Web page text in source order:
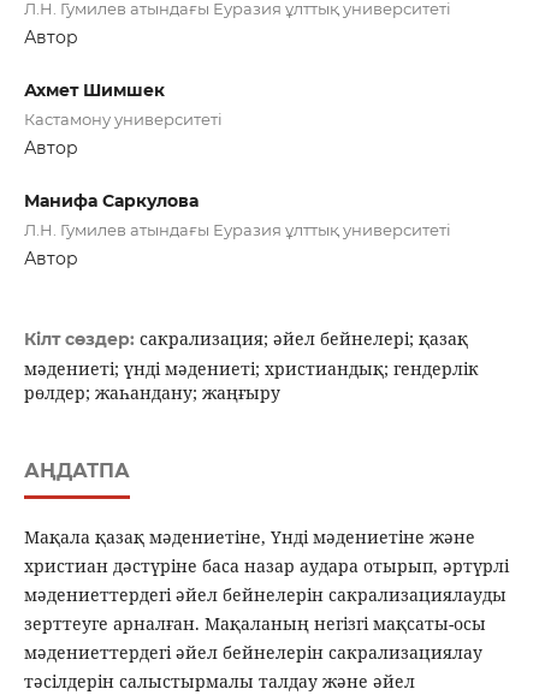
Л.Н. Гумилев атындағы Еуразия ұлттық университеті
Автор
Ахмет Шимшек
Кастамону университеті
Автор
Манифа Саркулова
Л.Н. Гумилев атындағы Еуразия ұлттық университеті
Автор
Кілт сөздер: сакрализация; әйел бейнелері; қазақ
мәдениеті; үнді мәдениеті; христиандық; гендерлік
рөлдер; жаһандану; жаңғыру
АҢДАТПА
Мақала қазақ мәдениетіне, Үнді мәдениетіне және
христиан дәстүріне баса назар аудара отырып, әртүрлі
мәдениеттердегі әйел бейнелерін сакрализациялауды
зерттеуге арналған. Мақаланың негізгі мақсаты-осы
мәдениеттердегі әйел бейнелерін сакрализациялау
тәсілдерін салыстырмалы талдау және әйел